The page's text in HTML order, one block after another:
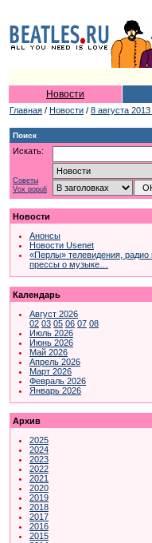
Новости
Главная / Новости / 8 августа 2013
Поиск
Искать:
Советы
Vox populi
Новости
Анонсы
Новости Usenet
«Перлы» телевидения, радио
прессы о музыке…
Календарь
Август 2026
02 03 05 06 07 08
Июль 2026
Июнь 2026
Май 2026
Апрель 2026
Март 2026
Февраль 2026
Январь 2026
Архив
2025
2024
2023
2022
2021
2020
2019
2018
2017
2016
2015